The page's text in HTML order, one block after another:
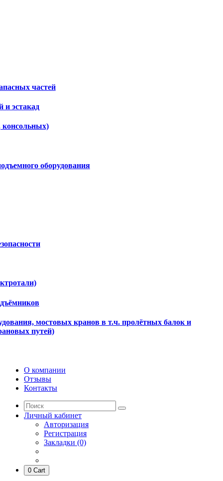
частей
и эстакад
консольных)
оборудования
мостовых кранов в т.ч. пролётных балок и
путей)
О компании
Отзывы
Контакты
Личный кабинет
Авторизация
Регистрация
Закладки (0)
0 Cart